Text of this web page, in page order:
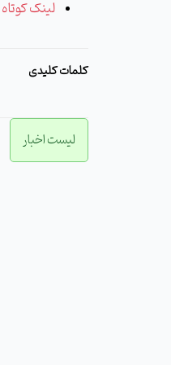
لینک کوتاه :
کلمات کلیدی
لیست اخبار